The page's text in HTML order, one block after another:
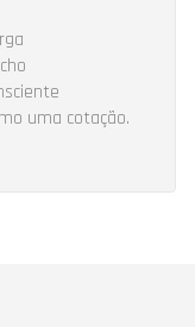
uma cotação.